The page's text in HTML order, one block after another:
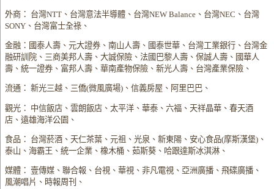
外商： 台灣NTT、台灣意法半導體、台灣NEW Balance、台灣NEC、台灣
SONY、台灣富士全祿、
金融：國泰人壽、元大證券、南山人壽、國泰世華、台灣工業銀行、台灣金
融研訓院、三商美邦人壽、大誠保險、法國巴黎人壽、保誠人壽、國華人
壽、統一證券、富邦人壽、華南產物保險、新光人壽、台灣產業保險、
流通： 新光三越、三僑(微風廣場)、信義房屋、阿里巴巴、
觀光： 中信飯店、雲朗飯店、太平洋、華泰、六福、天祥晶華、春天酒
店、遠雄海洋公園、
食品： 台灣菸酒、天仁茶葉、元祖、光泉、新東陽、安心食品(摩斯漢堡)、
泰山、海霸王、統一企業、橡木桶、茹斯葵、哈跟達斯冰淇淋、
媒體： 壹傳媒、聯合報、台視、華視、非凡電視、亞洲廣播、飛碟廣播、
風潮唱片、時報周刊、